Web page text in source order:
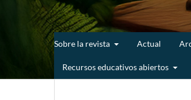
Sobre la revista Actual
Recursos educativos abiertos